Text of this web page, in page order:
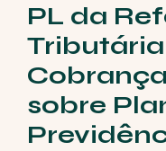
PL da
sobre